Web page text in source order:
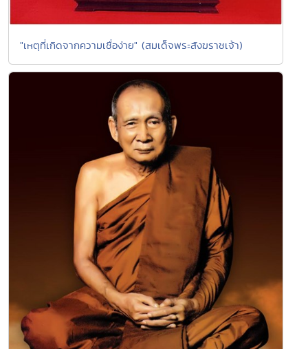
"เหตุที่เกิดจากความเชื่อง่าย" (สมเด็จพระสังฆราชเจ้า)